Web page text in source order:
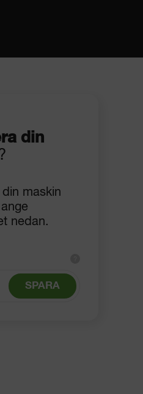
din
maskin
nedan.
SPARA